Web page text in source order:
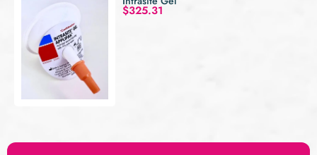
$325.31